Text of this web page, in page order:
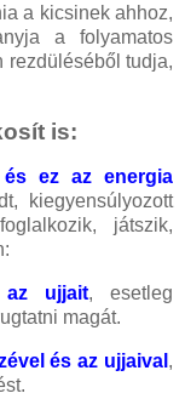
a kicsinek ahhoz,
a folyamatos
rezdüléséből tudja,
is:
ez az energia
kiegyensúlyozott
játszik,
ujjait, esetleg
magát.
és az ujjaival ,